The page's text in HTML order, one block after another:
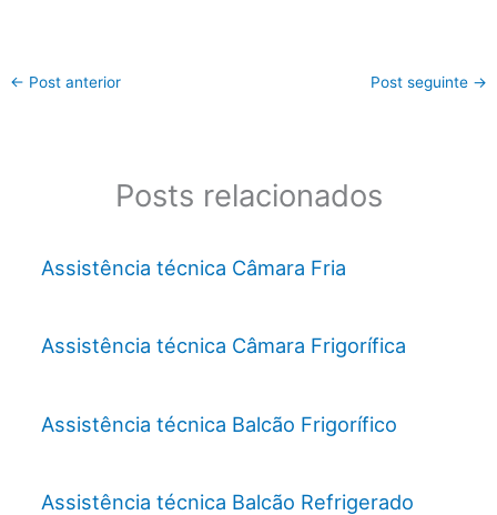
← Post anterior Post seguinte →
Posts relacionados
Assistência técnica Câmara Fria
Assistência técnica Câmara Frigorífica
Assistência técnica Balcão Frigorífico
Assistência técnica Balcão Refrigerado